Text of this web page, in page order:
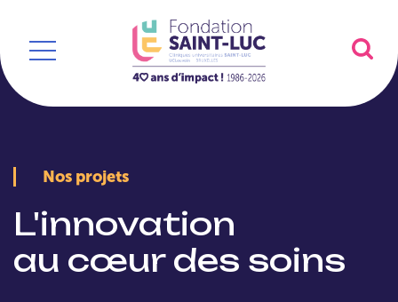
Nos projets
L'innovation
au cœur des soins